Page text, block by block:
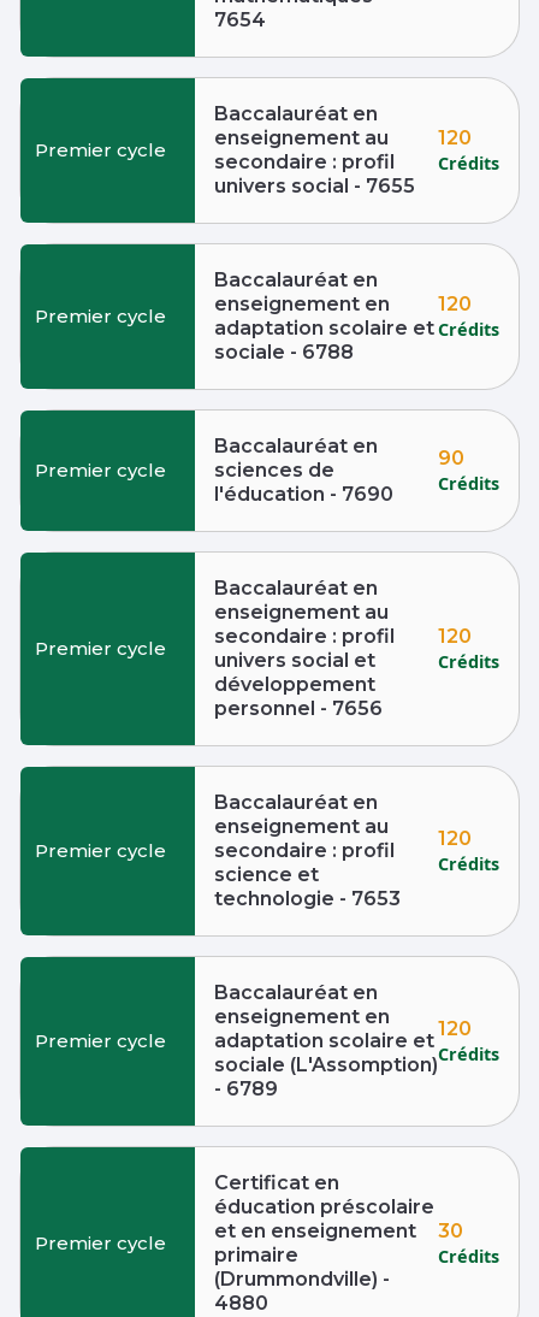
7654
Premier cycle
Baccalauréat en
enseignement au
secondaire : profil
univers social - 7655
120
Crédits
Premier cycle
Baccalauréat en
enseignement en
adaptation scolaire et
sociale - 6788
120
Crédits
Premier cycle
Baccalauréat en
sciences de
l'éducation - 7690
90
Crédits
Premier cycle
Baccalauréat en
enseignement au
secondaire : profil
univers social et
développement
personnel - 7656
120
Crédits
Premier cycle
Baccalauréat en
enseignement au
secondaire : profil
science et
technologie - 7653
120
Crédits
Premier cycle
Baccalauréat en
enseignement en
adaptation scolaire et
sociale (L'Assomption)
- 6789
120
Crédits
Premier cycle
Certificat en
éducation préscolaire
et en enseignement
primaire
(Drummondville) -
4880
30
Crédits